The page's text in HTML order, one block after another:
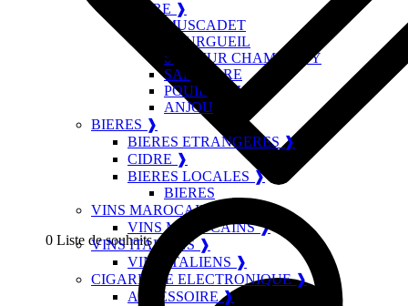
0 Liste de souhaits
LOIRE ❱
MUSCADET
BOURGUEIL
SAUMUR CHAMPIGNY
SANCERRE
POUILLY FUME
ANJOU
BIERES ❱
BIERES ETRANGERES ❱
CIDRE ❱
BIERES LOCALES ❱
BIERES
VINS MAROCAINS ❱
VINS MAROCAINS ❱
VINS ITALIENS ❱
VINS ITALIENS ❱
CIGARETTE ELECTRONIQUE ❱
ACCESSOIRE ❱